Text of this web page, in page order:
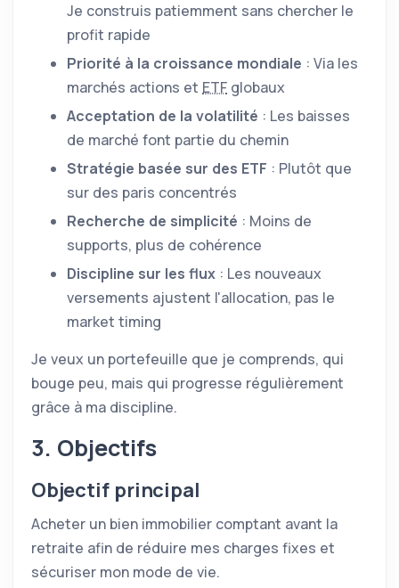
Je construis patiemment sans chercher le
profit rapide
Priorité à la croissance mondiale : Via les
marchés actions et ETF globaux
Acceptation de la volatilité : Les baisses
de marché font partie du chemin
Stratégie basée sur des ETF : Plutôt que
sur des paris concentrés
Recherche de simplicité : Moins de
supports, plus de cohérence
Discipline sur les flux : Les nouveaux
versements ajustent l'allocation, pas le
market timing
Je veux un portefeuille que je comprends, qui
bouge peu, mais qui progresse régulièrement
grâce à ma discipline.
3. Objectifs
Objectif principal
Acheter un bien immobilier comptant avant la
retraite afin de réduire mes charges fixes et
sécuriser mon mode de vie.